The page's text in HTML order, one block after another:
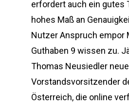
erfordert auch ein gutes
hohes Maß an
Nutzer Anspruch empor
Guthaben 9 wissen zu.
Thomas Neusiedler
Vorstandsvorsitzender
Österreich, die online